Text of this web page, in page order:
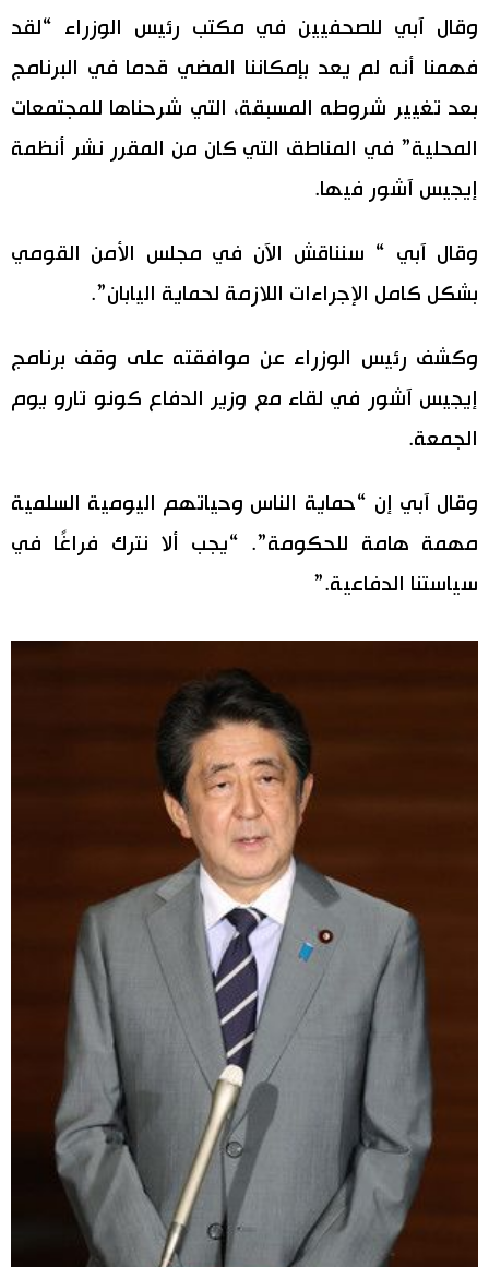
الأقسام
أشخاص
سياسة
مجتمع
لايف ستايل
طوكيو
إعلان
اللغة اليابانية تواصل معنا
وقال آبي للصحفيين في مكتب رئيس الوزراء “لقد
فهمنا أنه لم يعد بإمكاننا المضي قدما في البرنامج
بعد تغيير شروطه المسبقة، التي شرحناها للمجتمعات
المحلية” في المناطق التي كان من المقرر نشر أنظمة
إيجيس آشور فيها.
وقال آبي “ سنناقش الآن في مجلس الأمن القومي
بشكل كامل الإجراءات اللازمة لحماية اليابان”.
وكشف رئيس الوزراء عن موافقته على وقف برنامج
إيجيس آشور في لقاء مع وزير الدفاع كونو تارو يوم
الجمعة.
وقال آبي إن “حماية الناس وحياتهم اليومية السلمية
مهمة هامة للحكومة”. “يجب ألا نترك فراغًا في
سياستنا الدفاعية.”